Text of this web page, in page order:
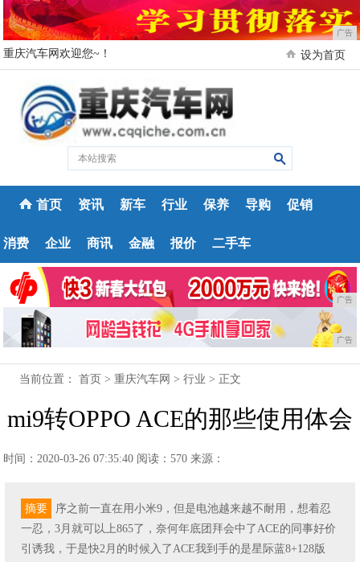
广告
重庆汽车网欢迎您~！ 设为首页
首页 资讯 新车 行业 保养 导购 促销
消费 企业 商讯 金融 报价 二手车
广告
广告
当前位置：首页 >重庆汽车网 >行业 > 正文
mi9转OPPO ACE的那些使用体会
时间：2020-03-26 07:35:40 阅读：570 来源：
摘要
序之前一直在用小米9，但是电池越来越不耐用，想着忍
一忍，3月就可以上865了，奈何年底团拜会中了ACE的同事好价
引诱我，于是快2月的时候入了ACE我到手的是星际蓝8+128版